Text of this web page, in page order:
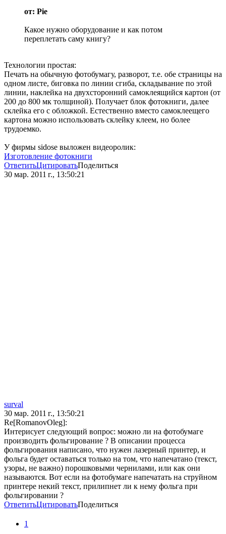
от: Pie
Какое нужно оборудование и как потом
переплетать саму книгу?
Технологии простая:
Печать на обычную фотобумагу, разворот, т.е. обе страницы на
одном листе, биговка по линии сгиба, складывание по этой
линии, наклейка на двухсторонний самоклеящийся картон (от
200 до 800 мк толщиной). Получает блок фотокниги, далее
склейка его с обложкой. Естественно вместо самоклеещего
картона можно использовать склейку клеем, но более
трудоемко.
У фирмы sidose выложен видеоролик:
Изготовление фотокниги
ОтветитьЦитироватьПоделиться
30 мар. 2011 г., 13:50:21
surval
30 мар. 2011 г., 13:50:21
Re[RomanovOleg]:
Интерисует следующий вопрос: можно ли на фотобумаге
производить фольгирование ? В описании процесса
фольгирования написано, что нужен лазерный принтер, и
фольга будет оставаться только на том, что напечатано (текст,
узоры, не важно) порошковыми чернилами, или как они
называются. Вот если на фотобумаге напечатать на струйном
принтере некий текст, прилипнет ли к нему фольга при
фольгировании ?
ОтветитьЦитироватьПоделиться
1